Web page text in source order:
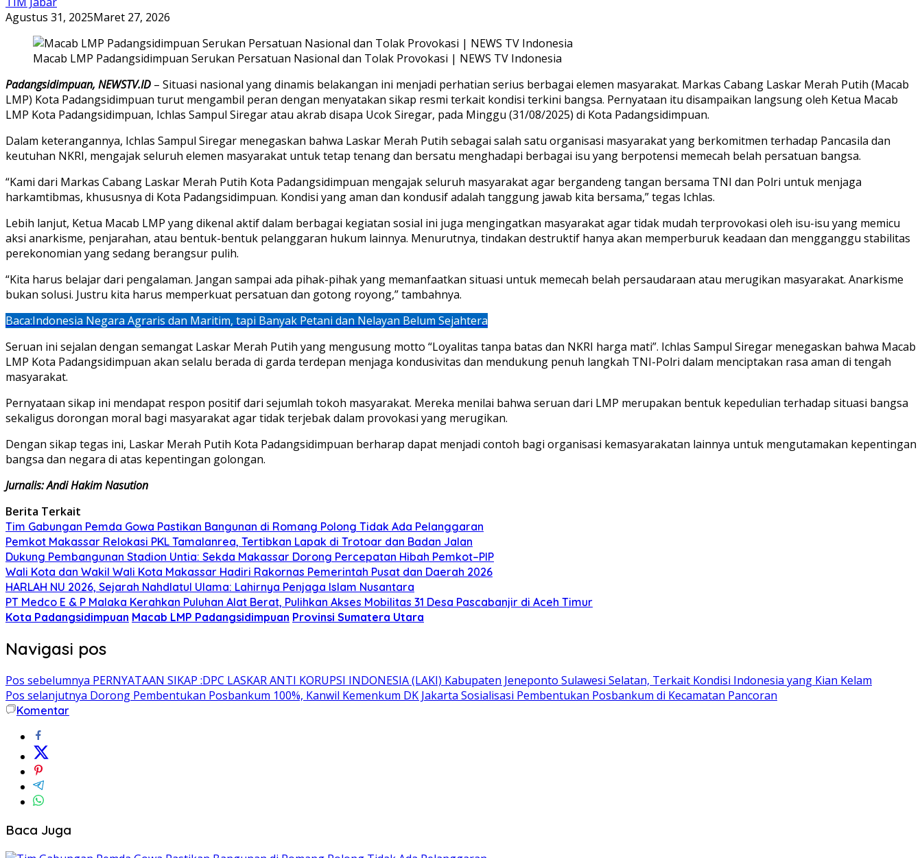
Agustus 31, 2025Maret 27, 2026
Macab LMP Padangsidimpuan Serukan Persatuan Nasional dan Tolak Provokasi | NEWS TV Indonesia
Padangsidimpuan, NEWSTV.ID – Situasi nasional yang dinamis belakangan ini menjadi perhatian serius berbagai elemen masyarakat. Markas Cabang Laskar Merah Putih (Macab
LMP) Kota Padangsidimpuan turut mengambil peran dengan menyatakan sikap resmi terkait kondisi terkini bangsa. Pernyataan itu disampaikan langsung oleh Ketua Macab
LMP Kota Padangsidimpuan, Ichlas Sampul Siregar atau akrab disapa Ucok Siregar, pada Minggu (31/08/2025) di Kota Padangsidimpuan.
Dalam keterangannya, Ichlas Sampul Siregar menegaskan bahwa Laskar Merah Putih sebagai salah satu organisasi masyarakat yang berkomitmen terhadap Pancasila dan
keutuhan NKRI, mengajak seluruh elemen masyarakat untuk tetap tenang dan bersatu menghadapi berbagai isu yang berpotensi memecah belah persatuan bangsa.
“Kami dari Markas Cabang Laskar Merah Putih Kota Padangsidimpuan mengajak seluruh masyarakat agar bergandeng tangan bersama TNI dan Polri untuk menjaga
harkamtibmas, khususnya di Kota Padangsidimpuan. Kondisi yang aman dan kondusif adalah tanggung jawab kita bersama,” tegas Ichlas.
Lebih lanjut, Ketua Macab LMP yang dikenal aktif dalam berbagai kegiatan sosial ini juga mengingatkan masyarakat agar tidak mudah terprovokasi oleh isu-isu yang memicu
aksi anarkisme, penjarahan, atau bentuk-bentuk pelanggaran hukum lainnya. Menurutnya, tindakan destruktif hanya akan memperburuk keadaan dan mengganggu stabilitas
perekonomian yang sedang berangsur pulih.
“Kita harus belajar dari pengalaman. Jangan sampai ada pihak-pihak yang memanfaatkan situasi untuk memecah belah persaudaraan atau merugikan masyarakat. Anarkisme
bukan solusi. Justru kita harus memperkuat persatuan dan gotong royong,” tambahnya.
Baca:Indonesia Negara Agraris dan Maritim, tapi Banyak Petani dan Nelayan Belum Sejahtera
Seruan ini sejalan dengan semangat Laskar Merah Putih yang mengusung motto “Loyalitas tanpa batas dan NKRI harga mati”. Ichlas Sampul Siregar menegaskan bahwa Macab
LMP Kota Padangsidimpuan akan selalu berada di garda terdepan menjaga kondusivitas dan mendukung penuh langkah TNI-Polri dalam menciptakan rasa aman di tengah
masyarakat.
Pernyataan sikap ini mendapat respon positif dari sejumlah tokoh masyarakat. Mereka menilai bahwa seruan dari LMP merupakan bentuk kepedulian terhadap situasi bangsa
sekaligus dorongan moral bagi masyarakat agar tidak terjebak dalam provokasi yang merugikan.
Dengan sikap tegas ini, Laskar Merah Putih Kota Padangsidimpuan berharap dapat menjadi contoh bagi organisasi kemasyarakatan lainnya untuk mengutamakan kepentingan
bangsa dan negara di atas kepentingan golongan.
Jurnalis: Andi Hakim Nasution
Berita Terkait
Tim Gabungan Pemda Gowa Pastikan Bangunan di Romang Polong Tidak Ada Pelanggaran
Pemkot Makassar Relokasi PKL Tamalanrea, Tertibkan Lapak di Trotoar dan Badan Jalan
Dukung Pembangunan Stadion Untia: Sekda Makassar Dorong Percepatan Hibah Pemkot–PIP
Wali Kota dan Wakil Wali Kota Makassar Hadiri Rakornas Pemerintah Pusat dan Daerah 2026
HARLAH NU 2026, Sejarah Nahdlatul Ulama: Lahirnya Penjaga Islam Nusantara
PT Medco E & P Malaka Kerahkan Puluhan Alat Berat, Pulihkan Akses Mobilitas 31 Desa Pascabanjir di Aceh Timur
Kota Padangsidimpuan Macab LMP Padangsidimpuan Provinsi Sumatera Utara
Navigasi pos
Pos sebelumnya PERNYATAAN SIKAP :DPC LASKAR ANTI KORUPSI INDONESIA (LAKI) Kabupaten Jeneponto Sulawesi Selatan, Terkait Kondisi Indonesia yang Kian Kelam
Pos selanjutnya Dorong Pembentukan Posbankum 100%, Kanwil Kemenkum DK Jakarta Sosialisasi Pembentukan Posbankum di Kecamatan Pancoran
Komentar
Baca Juga